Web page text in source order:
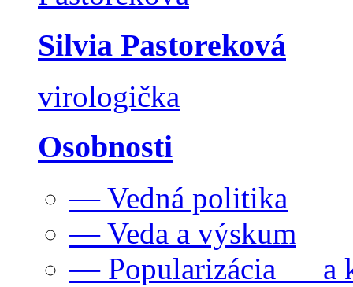
Silvia Pastoreková
virologička
Osobnosti
— Vedná politika
— Veda a výskum
— Popularizácia a